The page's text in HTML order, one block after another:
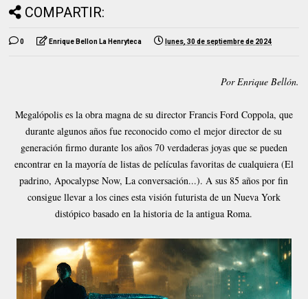
COMPARTIR:
0 Enrique Bellon La Henryteca lunes, 30 de septiembre de 2024
Por Enrique Bellón.
Megalópolis es la obra magna de su director Francis Ford Coppola, que
durante algunos años fue reconocido como el mejor director de su
generación firmo durante los años 70 verdaderas joyas que se pueden
encontrar en la mayoría de listas de películas favoritas de cualquiera (El
padrino, Apocalypse Now, La conversación...). A sus 85 años por fin
consigue llevar a los cines esta visión futurista de un Nueva York
distópico basado en la historia de la antigua Roma.